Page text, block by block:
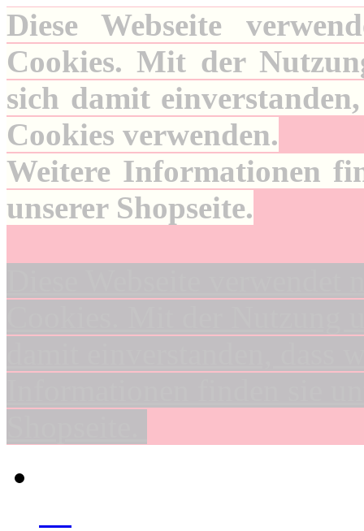
Diese Webseite
Cookies. Mit der
sich damit
Cookies verwenden.
Weitere Informationen
unserer Shopseite.